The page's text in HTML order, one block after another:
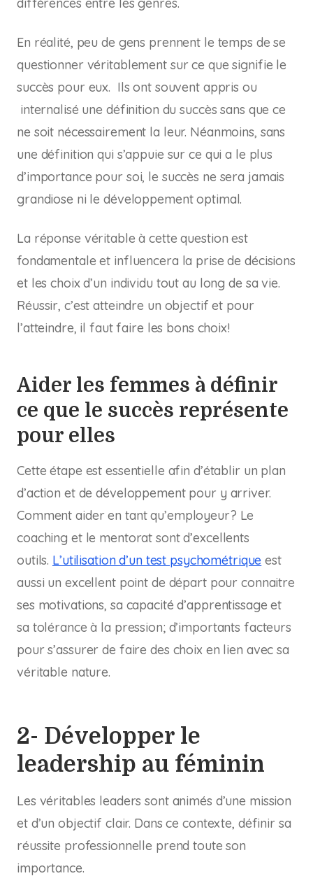
En réalité, peu de gens prennent le temps de se
questionner véritablement sur ce que signifie le
succès pour eux. Ils ont souvent appris ou
internalisé une définition du succès sans que ce
ne soit nécessairement la leur. Néanmoins, sans
une définition qui s’appuie sur ce qui a le plus
d’importance pour soi, le succès ne sera jamais
grandiose ni le développement optimal.
La réponse véritable à cette question est
fondamentale et influencera la prise de décisions
et les choix d’un individu tout au long de sa vie.
Réussir, c’est atteindre un objectif et pour
l’atteindre, il faut faire les bons choix!
Aider les femmes à définir
ce que le succès représente
pour elles
Cette étape est essentielle afin d’établir un plan
d’action et de développement pour y arriver.
Comment aider en tant qu’employeur? Le
coaching et le mentorat sont d’excellents
outils. L’utilisation d’un test psychométrique est
aussi un excellent point de départ pour connaitre
ses motivations, sa capacité d’apprentissage et
sa tolérance à la pression; d’importants facteurs
pour s’assurer de faire des choix en lien avec sa
véritable nature.
2- Développer le
leadership au féminin
Les véritables leaders sont animés d’une mission
et d’un objectif clair. Dans ce contexte, définir sa
réussite professionnelle prend toute son
importance.